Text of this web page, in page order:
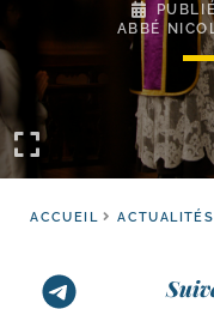
ABBÉ
ACCUEIL ACTUALITÉS